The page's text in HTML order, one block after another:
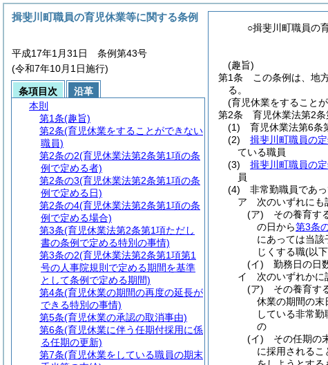
○揖斐川町職員の
(趣旨)
第1条
この条例は、地
る。
(育児休業をすること
第2条
育児休業法第2条
(1)
育児休業法第6条
(2)
揖斐川町職員の
ている職員
(3)
揖斐川町職員の
員
(4)
非常勤職員であ
ア
次のいずれにも
(ア)
その養育す
の日から第3条
にあっては当該
じくする職(以
(イ)
勤務日の日
イ
次のいずれかに
(ア)
その養育す
休業の期間の末
している非常勤
の
(イ)
その任期の
に採用される
揖斐川町職員の育児休業等に関する条例
平成17年1月31日 条例第43号
(令和7年10月1日施行)
条項目次
沿革
本則
第1条(趣旨)
第2条(育児休業をすることができない
職員)
第2条の2(育児休業法第2条第1項の条
例で定める者)
第2条の3(育児休業法第2条第1項の条
例で定める日)
第2条の4(育児休業法第2条第1項の条
例で定める場合)
第3条(育児休業法第2条第1項ただし
書の条例で定める特別の事情)
第3条の2(育児休業法第2条第1項第1
号の人事院規則で定める期間を基準
として条例で定める期間)
第4条(育児休業の期間の再度の延長が
できる特別の事情)
第5条(育児休業の承認の取消事由)
第6条(育児休業に伴う任期付採用に係
る任期の更新)
第7条(育児休業をしている職員の期末